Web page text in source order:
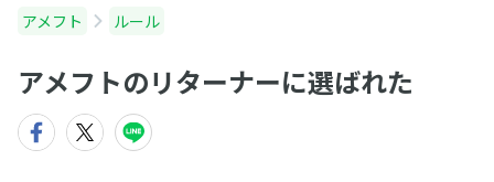
アメフト ルール
アメフトのリターナーに選ばれた